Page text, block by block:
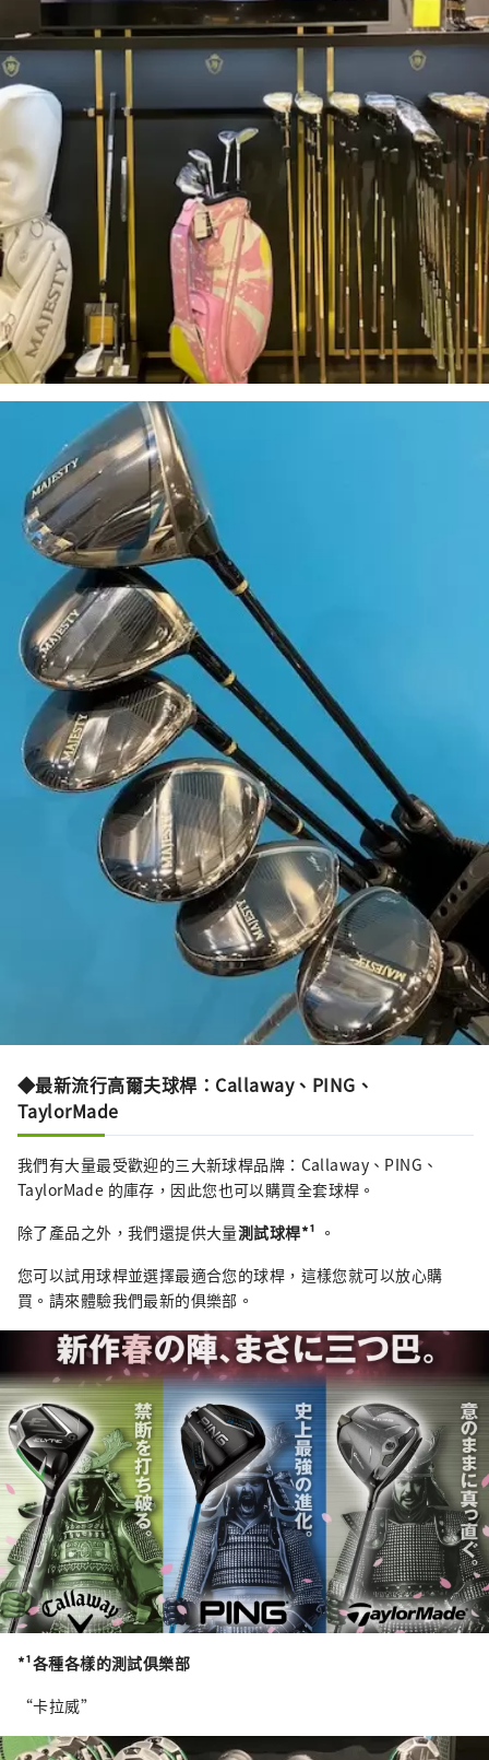
◆最新流行高爾夫球桿：Callaway、PING、
TaylorMade
我們有大量最受歡迎的三大新球桿品牌：Callaway、PING、
TaylorMade 的庫存，因此您也可以購買全套球桿。
除了產品之外，我們還提供大量測試球桿*¹ 。
您可以試用球桿並選擇最適合您的球桿，這樣您就可以放心購
買。請來體驗我們最新的俱樂部。
*¹各種各樣的測試俱樂部
“卡拉威”